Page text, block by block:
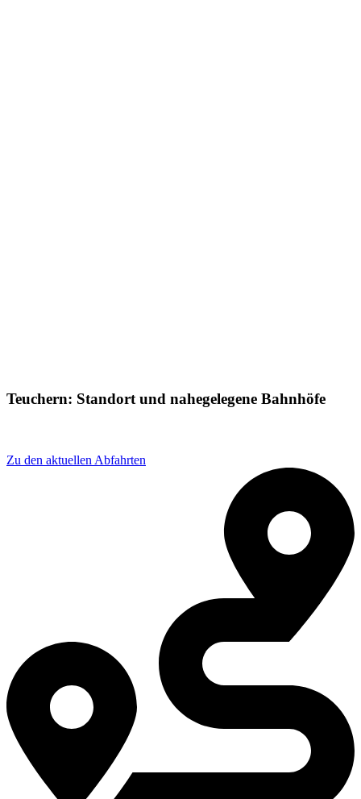
Teuchern: Standort und nahegelegene Bahnhöfe
Zu den aktuellen Abfahrten